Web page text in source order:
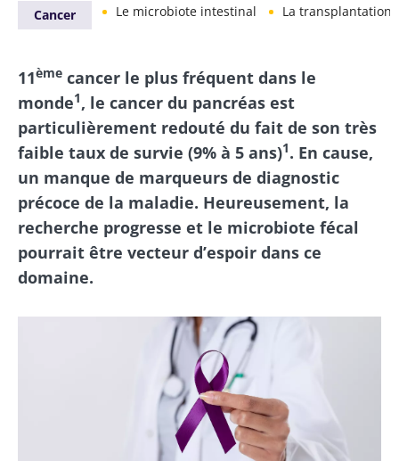
Cancer Le microbiote intestinal La transplantation
11ème cancer le plus fréquent dans le
monde1, le cancer du pancréas est
particulièrement redouté du fait de son très
faible taux de survie (9% à 5 ans)1. En cause,
un manque de marqueurs de diagnostic
précoce de la maladie. Heureusement, la
recherche progresse et le microbiote fécal
pourrait être vecteur d’espoir dans ce
domaine.